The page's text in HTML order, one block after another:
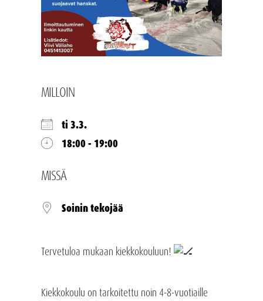
MILLOIN
ti 3.3.
18:00 - 19:00
MISSÄ
Soinin tekojää
Tervetuloa mukaan kiekkokouluun!
Kiekkokoulu on tarkoitettu noin 4-8-vuotiaille